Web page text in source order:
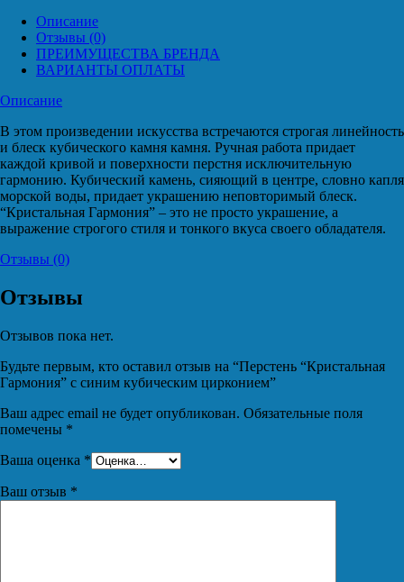
Описание
Отзывы (0)
ПРЕИМУЩЕСТВА БРЕНДА
ВАРИАНТЫ ОПЛАТЫ
Описание
В этом произведении искусства встречаются строгая линейность
и блеск кубического камня камня. Ручная работа придает
каждой кривой и поверхности перстня исключительную
гармонию. Кубический камень, сияющий в центре, словно капля
морской воды, придает украшению неповторимый блеск.
“Кристальная Гармония” – это не просто украшение, а
выражение строгого стиля и тонкого вкуса своего обладателя.
Отзывы (0)
Отзывы
Отзывов пока нет.
Будьте первым, кто оставил отзыв на “Перстень “Кристальная
Гармония” с синим кубическим цирконием”
Ваш адрес email не будет опубликован. Обязательные поля
помечены *
Ваша оценка *
Ваш отзыв *